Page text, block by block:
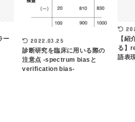
ー
2022.03.25
診断研究を臨床に用いる際の
注意点 -spectrum biasと
verification bias-
【紹
る】
語表